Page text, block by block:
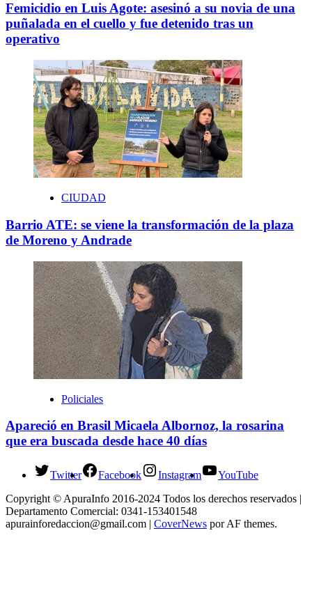
Femicidio en Luis Agote: asesinó a su novia de una
puñalada en el cuello y fue detenido tras un
operativo
CIUDAD
Barrio ATE: se viene la transformación de la plaza
de Moreno y Andrade
Policiales
Apareció en Brasil Micaela Albornoz, la rosarina
que era buscada desde hace 40 días
Twitter Facebook Instagram
YouTube
Copyright © ApuraInfo 2016-2024 Todos los derechos reservados |
Departamento Comercial: 0341-153401548
apurainforedaccion@gmail.com | CoverNews por AF themes.